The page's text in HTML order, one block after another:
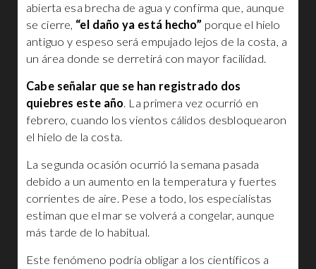
abierta esa brecha de agua y confirma que, aunque
se cierre, “el daño ya está hecho” porque el hielo
antiguo y espeso será empujado lejos de la costa, a
un área donde se derretirá con mayor facilidad.
Cabe señalar que se han registrado dos
quiebres este año. La primera vez ocurrió en
febrero, cuando los vientos cálidos desbloquearon
el hielo de la costa.
La segunda ocasión ocurrió la semana pasada
debido a un aumento en la temperatura y fuertes
corrientes de aire. Pese a todo, los especialistas
estiman que el mar se volverá a congelar, aunque
más tarde de lo habitual.
Este fenómeno podría obligar a los científicos a